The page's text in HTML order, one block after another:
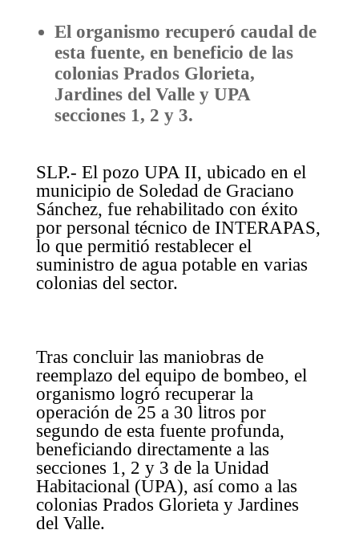
El organismo recuperó caudal de
esta fuente, en beneficio de las
colonias Prados Glorieta,
Jardines del Valle y UPA
secciones 1, 2 y 3.
SLP.- El pozo UPA II, ubicado en el
municipio de Soledad de Graciano
Sánchez, fue rehabilitado con éxito
por personal técnico de INTERAPAS,
lo que permitió restablecer el
suministro de agua potable en varias
colonias del sector.
Tras concluir las maniobras de
reemplazo del equipo de bombeo, el
organismo logró recuperar la
operación de 25 a 30 litros por
segundo de esta fuente profunda,
beneficiando directamente a las
secciones 1, 2 y 3 de la Unidad
Habitacional (UPA), así como a las
colonias Prados Glorieta y Jardines
del Valle.